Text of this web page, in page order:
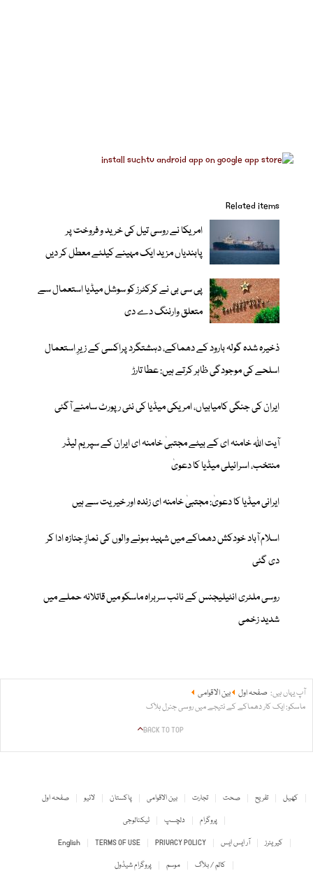
Related items
امریکا نے روسی تیل کی خرید و فروخت پر
پابندیاں مزید ایک مہینے کیلئے معطل کر دیں
پی سی بی نے کرکٹرز کو سوشل میڈیا استعمال سے
متعلق وارننگ دے دی
ذخیرہ شدہ گولہ بارود کے دھماکے، دہشتگرد پراکسی کے زیرِ استعمال
اسلحے کی موجودگی ظاہر کرتے ہیں: عطا تارڑ
ایران کی جنگی کامیابیاں، امریکی میڈیا کی نئی رپورٹ سامنے آگئی
آیت اللہ خامنہ ای کے بیٹے مجتبیٰ خامنہ ای ایران کے سپریم لیڈر
منتخب، اسرائیلی میڈیا کا دعویٰ
ایرانی میڈیا کا دعویٰ: مجتبیٰ خامنہ ای زندہ اور خیریت سے ہیں
اسلام آباد خودکش دھماکے میں شہید ہونے والوں کی نمازِ جنازہ ادا کر
دی گئی
روسی ملٹری انٹیلیجنس کے نائب سربراہ ماسکو میں قاتلانہ حملے میں
شدید زخمی
آپ یہاں ہیں: صفحہ اول
بین الاقوامی
ماسکو: ایک کار دھماکے کے نتیجے میں روسی جنرل ہلاک
BACK TO TOP
صفحہ اول لائیو پاکستان بین الاقوامی تجارت صحت تفریح
کھیل
ٹیکنالوجی
دلچسپ
پروگرام
English
TERMS OF USE PRIVACY POLICY آر ایس ایس
کیریئرز
پروگرام شیڈول
موسم کالم / بلاگ